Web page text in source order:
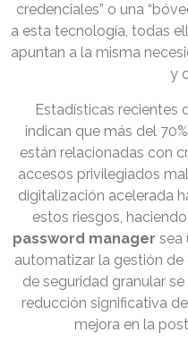
credenciales” o una
a esta tecnología, todas
apuntan a la misma
y
Estadísticas recientes
indican que más del
están relacionadas con
accesos privilegiados
digitalización acelerada
estos riesgos,
password manager sea
automatizar la gestión
de seguridad granular
reducción significativa
mejora en la